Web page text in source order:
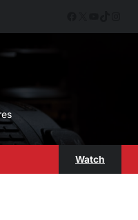
Watch